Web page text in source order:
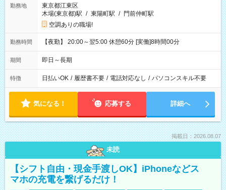
勤務地
東京都江東区
木場(東京都)駅 / 東陽町駅 / 門前仲町駅
空調ありの職場!
勤務時間 【夜勤】 20:00～翌5:00 休憩60分 [実働]8時間00分
期間 即日～長期
特徴 日払いOK / 履歴書不要 / 電話対応なし / パソコンスキル不要
気になる！ 応募する 詳細へ
掲載日：2026.08.07
未読
【シフト自由・現金手渡しOK】iPhoneなどス
マホの充電を繋げるだけ！